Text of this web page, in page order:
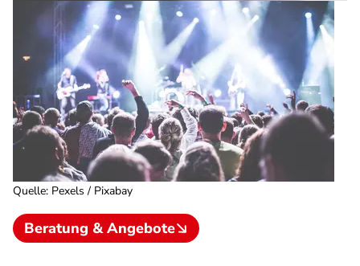
Quelle: Pexels / Pixabay
Beratung & Angebote